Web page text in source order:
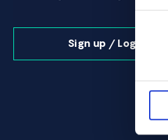
Selection
Sign up / Login